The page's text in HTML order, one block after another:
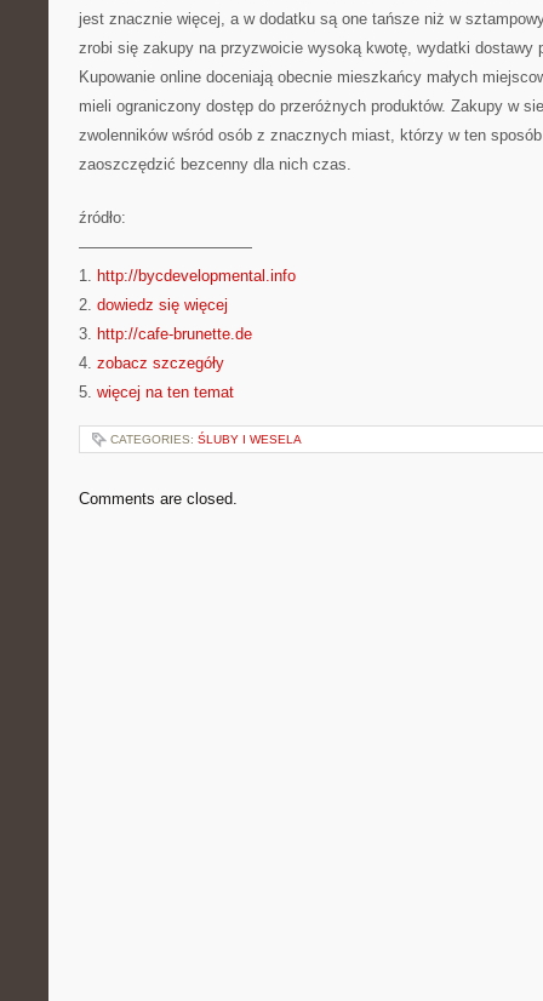
jest znacznie więcej, a w dodatku są one tańsze niż w
zrobi się zakupy na przyzwoicie wysoką kwotę, wydatki dostawy
Kupowanie online doceniają obecnie mieszkańcy małych
mieli ograniczony dostęp do przeróżnych produktów. Zakupy w
zwolenników wśród osób z znacznych miast, którzy w ten
zaoszczędzić bezcenny dla nich czas.
źródło:
———————————
1. http://bycdevelopmental.info
2. dowiedz się więcej
3. http://cafe-brunette.de
4. zobacz szczegóły
5. więcej na ten temat
CATEGORIES: ŚLUBY I WESELA
Comments are closed.